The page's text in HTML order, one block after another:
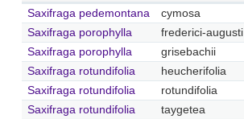
Saxifraga pedemontana
cymosa
Saxifraga porophylla
frederici-augusti
Saxifraga porophylla
grisebachii
Saxifraga rotundifolia
heucherifolia
Saxifraga rotundifolia
rotundifolia
Saxifraga rotundifolia
taygetea